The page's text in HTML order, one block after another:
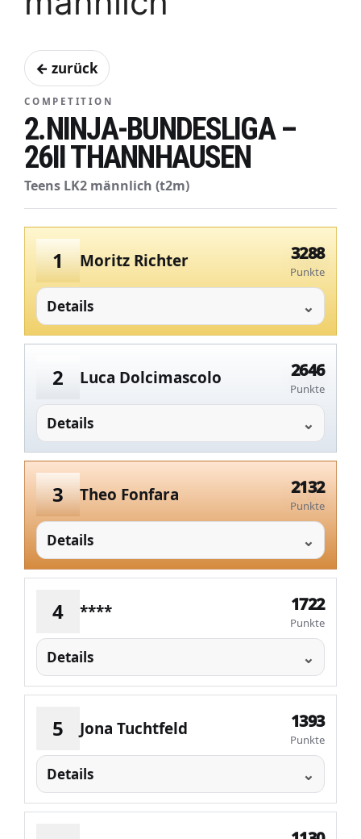
← zurück
COMPETITION
2.NINJA-BUNDESLIGA –
26II THANNHAUSEN
Teens LK2 männlich (t2m)
1 Moritz Richter 3288
Punkte
Details
2 Luca Dolcimascolo 2646
Punkte
Details
3 Theo Fonfara 2132
Punkte
Details
4 **** 1722
Punkte
Details
5 Jona Tuchtfeld 1393
Punkte
Details